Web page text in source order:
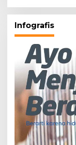
Infografis